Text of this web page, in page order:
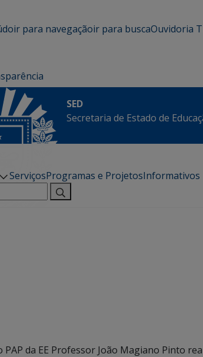
ir para navegaçãoir para buscaOuvidoria
SED
Secretaria de Estado de
ServiçosProgramas e ProjetosInformativos
PAP da EE Professor João Magiano Pinto